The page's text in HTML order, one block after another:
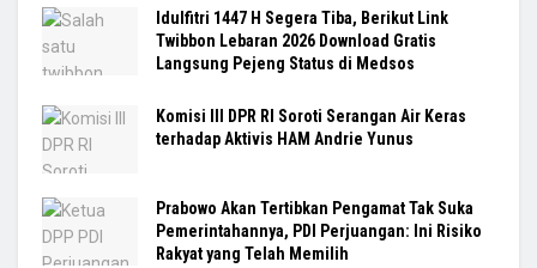
Idulfitri 1447 H Segera Tiba, Berikut Link
Twibbon Lebaran 2026 Download Gratis
Langsung Pejeng Status di Medsos
Komisi III DPR RI Soroti Serangan Air Keras
terhadap Aktivis HAM Andrie Yunus
Prabowo Akan Tertibkan Pengamat Tak Suka
Pemerintahannya, PDI Perjuangan: Ini Risiko
Rakyat yang Telah Memilih